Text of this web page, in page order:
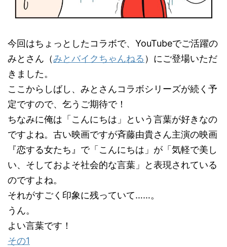
今回はちょっとしたコラボで、YouTubeでご活躍の
みとさん（みとバイクちゃんねる ）にご登場いただ
きました。
ここからしばし、みとさんコラボシリーズが続く予
定ですので、乞うご期待で！
ちなみに俺は「こんにちは」という言葉が好きなの
ですよね。古い映画ですが斉藤由貴さん主演の映画
『恋する女たち』で「こんにちは」が「気軽で美し
い、そしておよそ社会的な言葉」と表現されている
のですよね。
それがすごく印象に残っていて……。
うん。
よい言葉です！
その1